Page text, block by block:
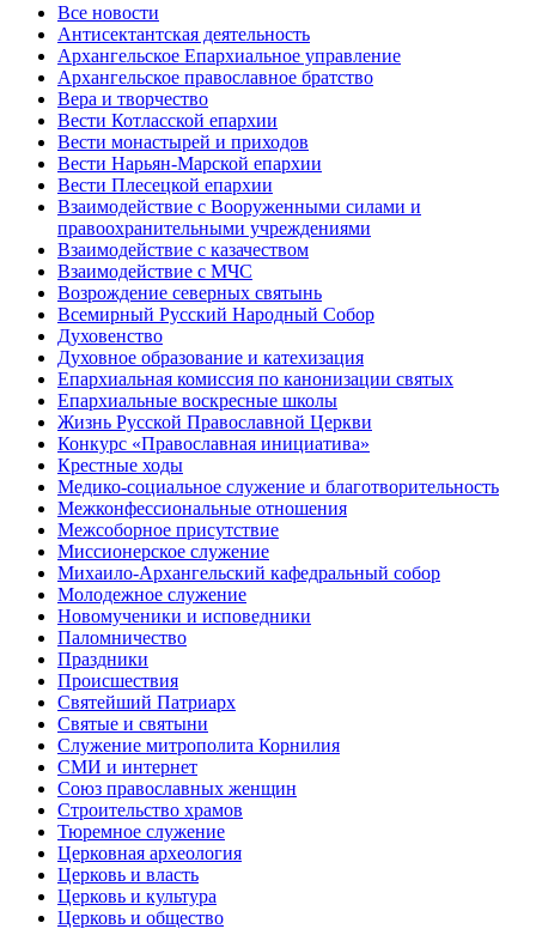
Все новости
Антисектантская деятельность
Архангельское Епархиальное управление
Архангельское православное братство
Вера и творчество
Вести Котласской епархии
Вести монастырей и приходов
Вести Нарьян-Марской епархии
Вести Плесецкой епархии
Взаимодействие с Вооруженными силами и
правоохранительными учреждениями
Взаимодействие с казачеством
Взаимодействие с МЧС
Возрождение северных святынь
Всемирный Русский Народный Собор
Духовенство
Духовное образование и катехизация
Епархиальная комиссия по канонизации святых
Епархиальные воскресные школы
Жизнь Русской Православной Церкви
Конкурс «Православная инициатива»
Крестные ходы
Медико-социальное служение и благотворительность
Межконфессиональные отношения
Межсоборное присутствие
Миссионерское служение
Михаило-Архангельский кафедральный собор
Молодежное служение
Новомученики и исповедники
Паломничество
Праздники
Происшествия
Святейший Патриарх
Святые и святыни
Служение митрополита Корнилия
СМИ и интернет
Союз православных женщин
Строительство храмов
Тюремное служение
Церковная археология
Церковь и власть
Церковь и культура
Церковь и общество